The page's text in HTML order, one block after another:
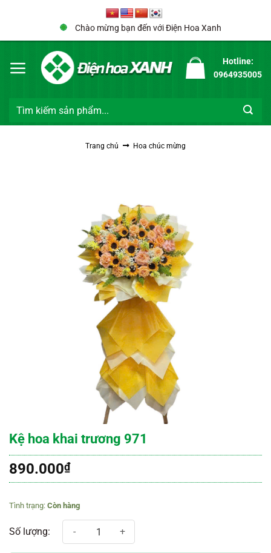
Chào mừng bạn đến với Điện Hoa Xanh
Hotline:
0964935005
Tìm
Trang chủ Hoa chúc mừng
Kệ hoa khai trương 971
890.000₫
Còn hàng
Kệ hoa khai trương 971 số lượng